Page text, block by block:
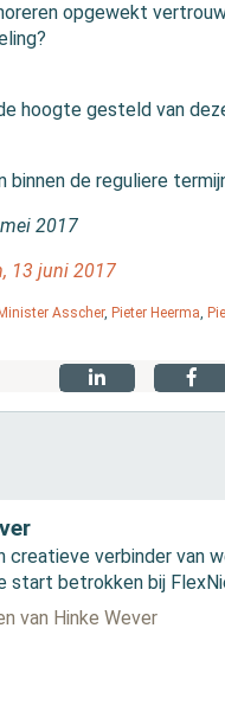
opgewekt
hoogte gesteld van
binnen de reguliere
2017
13 juni 2017
Minister Asscher, Pieter Heerma,
creatieve verbinder van
start betrokken bij
van Hinke Wever